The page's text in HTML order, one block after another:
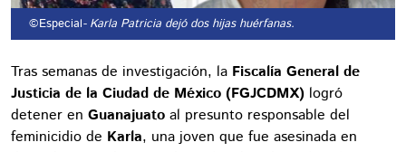
©Especial- Karla Patricia dejó dos hijas huérfanas.
Tras semanas de investigación, la Fiscalía General de
Justicia de la Ciudad de México (FGJCDMX) logró
detener en Guanajuato al presunto responsable del
feminicidio de Karla, una joven que fue asesinada en